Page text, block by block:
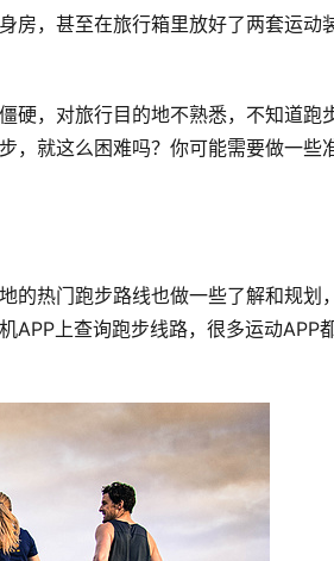
房，甚至在旅行箱里放好了两套运动
硬，对旅行目的地不熟悉，不知道跑
，就这么困难吗？你可能需要做一些
的热门跑步路线也做一些了解和规划
APP上查询跑步线路，很多运动APP